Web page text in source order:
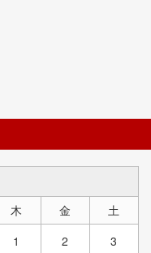
木 金
土
1
2 3